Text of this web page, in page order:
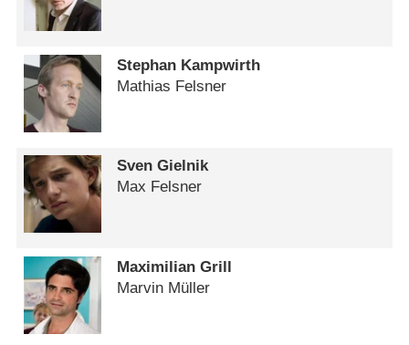
Stephan Kampwirth
Mathias Felsner
Sven Gielnik
Max Felsner
Maximilian Grill
Marvin Müller